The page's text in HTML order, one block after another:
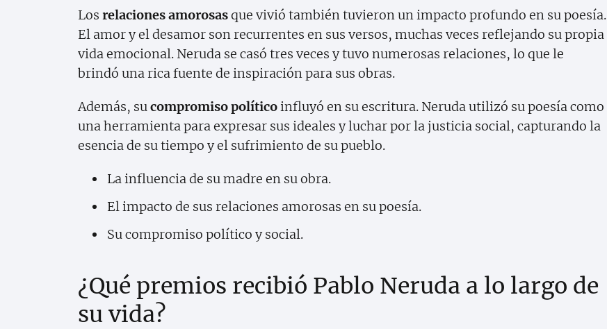
Los relaciones amorosasque vivió también tuvieron un impacto profundo en su poesía.
El amor y el desamor son recurrentes en sus versos, muchas veces reflejando su propia
vida emocional. Neruda se casó tres veces y tuvo numerosas relaciones, lo que le
brindó una rica fuente de inspiración para sus obras.
Además, su compromiso político influyó en su escritura. Neruda utilizó su poesía como
una herramienta para expresar sus ideales y luchar por la justicia social, capturando la
esencia de su tiempo y el sufrimiento de su pueblo.
La influencia de su madre en su obra.
El impacto de sus relaciones amorosas en su poesía.
Su compromiso político y social.
¿Qué premios recibió Pablo Neruda a lo largo de
su vida?